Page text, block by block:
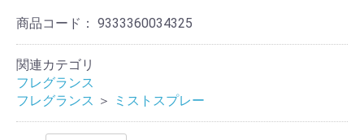
商品コード： 9333360034325
関連カテゴリ
フレグランス
フレグランス ＞ ミストスプレー